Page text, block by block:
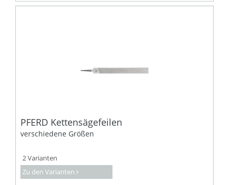
PFERD Kettensägefeilen
verschiedene Größen
2 Varianten
Zu den Varianten